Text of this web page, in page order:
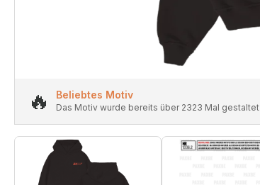
🔥 Beliebtes Motiv
Das Motiv wurde bereits über 2323 Mal gestaltet